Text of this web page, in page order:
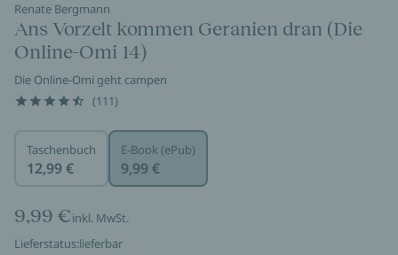
Renate Bergmann
Ans Vorzelt kommen Geranien dran (Die
Online-Omi 14)
Die Online-Omi geht campen
(111)
Taschenbuch
12,99 €
E-Book (ePub)
9,99 €
9,99 €inkl. MwSt.
Lieferstatus:lieferbar